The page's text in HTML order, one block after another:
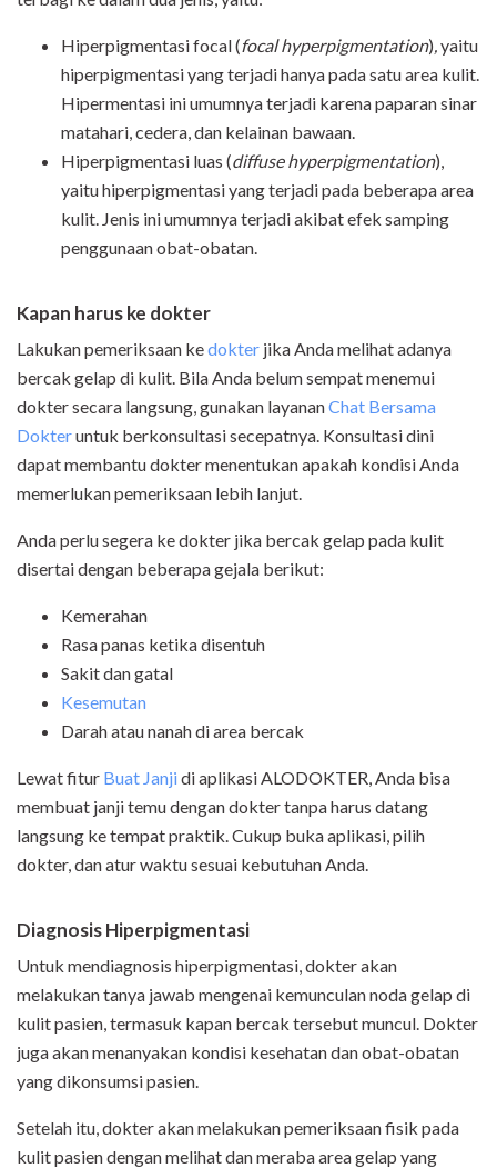
Hiperpigmentasi focal (focal hyperpigmentation),yaitu
hiperpigmentasi yang terjadi hanya pada satu area kulit.
Hipermentasi ini umumnya terjadi karena paparan sinar
matahari, cedera, dan kelainan bawaan.
Hiperpigmentasi luas (diffuse hyperpigmentation),
yaitu hiperpigmentasi yang terjadi pada beberapa area
kulit. Jenis ini umumnya terjadi akibat efek samping
penggunaan obat-obatan.
Kapan harus ke dokter
Lakukan pemeriksaan kedokter jika Anda melihat adanya
bercak gelap di kulit. Bila Anda belum sempat menemui
dokter secara langsung, gunakan layananChat Bersama
Dokteruntuk berkonsultasi secepatnya. Konsultasi dini
dapat membantu dokter menentukan apakah kondisi Anda
memerlukan pemeriksaan lebih lanjut.
Anda perlu segera ke dokter jika bercak gelap pada kulit
disertai dengan beberapa gejala berikut:
Kemerahan
Rasa panas ketika disentuh
Sakit dan gatal
Kesemutan
Darah atau nanah di area bercak
Lewat fitur Buat Janjidi aplikasi ALODOKTER, Anda bisa
membuat janji temu dengan dokter tanpa harus datang
langsung ke tempat praktik. Cukup buka aplikasi, pilih
dokter, dan atur waktu sesuai kebutuhan Anda.
Diagnosis Hiperpigmentasi
Untuk mendiagnosis hiperpigmentasi, dokter akan
melakukan tanya jawab mengenai kemunculan noda gelap di
kulit pasien, termasuk kapan bercak tersebut muncul. Dokter
juga akan menanyakan kondisi kesehatan dan obat-obatan
yang dikonsumsi pasien.
Setelah itu, dokter akan melakukan pemeriksaan fisik pada
kulit pasien dengan melihat dan meraba area gelap yang